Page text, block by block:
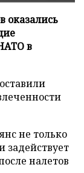
оказались
в
не только
задействует
налетов